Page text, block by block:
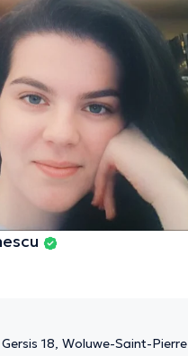
18, Woluwe-Saint-Pierre